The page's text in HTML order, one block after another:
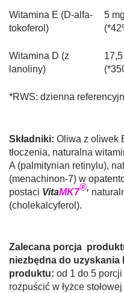
Witamina E (D-alfa-
tokoferol)
5
Witamina D (z
lanoliny)
*RWS: dzienna
Składniki: Oliwa z oliwek
tłoczenia, naturalna
A (palmitynian retinylu),
(menachinon-7) w
postaci VitaMK7®,
(cholekalcyferol).
Zalecana porcja
niezbędna do uzyskania
produktu: od 1 do 5
rozpuścić w łyżce